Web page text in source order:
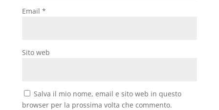
Email *
Sito web
Salva il mio nome, email e sito web in questo
browser per la prossima volta che commento.